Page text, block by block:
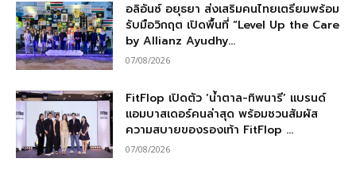
อลิอันซ์ อยุธยา ส่งเสริมคนไทยเตรียมพร้อม
รับมือวิกฤต เปิดพื้นที่ “Level Up the Care
by Allianz Ayudhy...
07/08/2026
FitFlop เปิดตัว ‘น้ำตาล-ทิพนารี’ แบรนด์
แอมบาสเดอร์คนล่าสุด พร้อมชวนสัมผัส
ความสบายของรองเท้า FitFlop ...
07/08/2026